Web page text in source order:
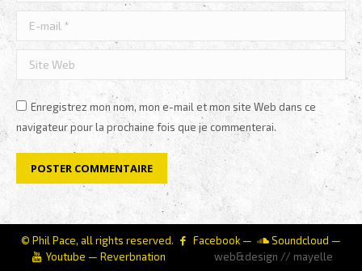
E-mail *
Site Web
Enregistrez mon nom, mon e-mail et mon site Web dans ce
navigateur pour la prochaine fois que je commenterai.
POSTER COMMENTAIRE
© Phil Pace, all rights reserved. Facebook — Soundcloud —
Youtube —Reverbnation web&design // mayelle